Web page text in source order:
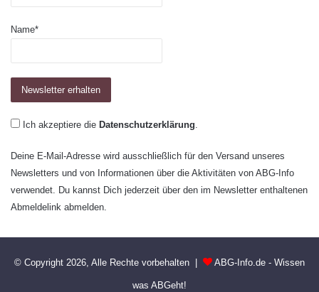
Name*
Ich akzeptiere die Datenschutzerklärung.
Deine E-Mail-Adresse wird ausschließlich für den Versand unseres
Newsletters und von Informationen über die Aktivitäten von ABG-Info
verwendet. Du kannst Dich jederzeit über den im Newsletter enthaltenen
Abmeldelink abmelden.
© Copyright 2026, Alle Rechte vorbehalten | ABG-Info.de - Wissen
was ABGeht!